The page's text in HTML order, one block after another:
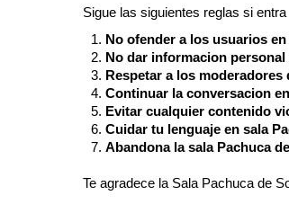
Sigue las siguientes reglas si
No ofender a los usuarios
No dar informacion
Respetar a los moderadores
Continuar la conversacion
Evitar cualquier contenido
Cuidar tu lenguaje en sala
Abandona la sala Pachuca
Te agradece la Sala Pachuca de